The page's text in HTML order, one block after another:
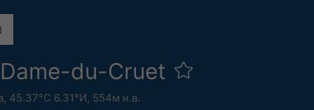
du-Cruet
, 45.37°С 6.31°И, 554м н.в.